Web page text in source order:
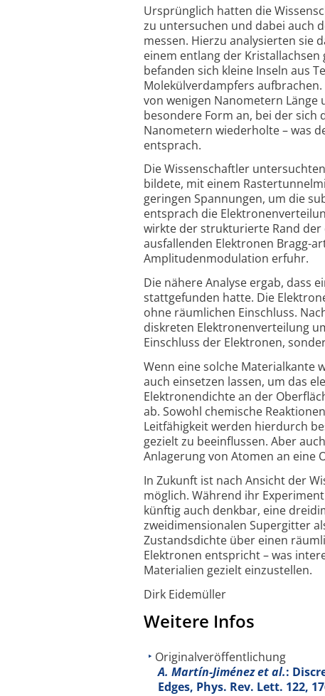
Ursprünglich hatten die
zu untersuchen und dabei auch
messen. Hierzu analysierten sie
einem entlang der
befanden sich kleine Inseln aus
Molekülverdampfers
von wenigen Nanometern Länge
besondere Form an, bei der sich
Nanometern wiederholte – was
entsprach.
Die Wissenschaftler
bildete, mit einem
geringen Spannungen, um die
entsprach die
wirkte der strukturierte Rand der
ausfallenden Elektronen Bragg-
Amplitudenmodulation erfuhr.
Die nähere Analyse ergab, dass
stattgefunden hatte. Die
ohne räumlichen Einschluss.
diskreten Elektronenverteilung
Einschluss der Elektronen,
Wenn eine solche Materialkante
auch einsetzen lassen, um das
Elektronendichte an der
ab. Sowohl chemische
Leitfähigkeit werden hierdurch
gezielt zu beeinflussen. Aber
Anlagerung von Atomen an eine
In Zukunft ist nach Ansicht der
möglich. Während ihr
künftig auch denkbar, eine
zweidimensionalen Supergitter
Zustandsdichte über einen
Elektronen entspricht – was
Materialien gezielt einzustellen.
Dirk Eidemüller
Weitere Infos
Originalveröffentlichung
A. Martín-Jiménez et al.:
Edges, Phys. Rev. Lett. 122,